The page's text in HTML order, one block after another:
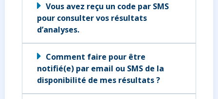
Vous avez reçu un code par SMS
pour consulter vos résultats
d’analyses.
Comment faire pour être
notifié(e) par email ou SMS de la
disponibilité de mes résultats ?